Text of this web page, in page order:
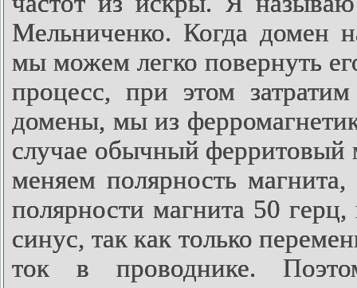
Мельниченко. Когда домен
мы можем легко повернуть
процесс, при этом
домены, мы из
случае обычный ферритовый
меняем полярность
полярности магнита 50
синус, так как только
ток в проводнике.